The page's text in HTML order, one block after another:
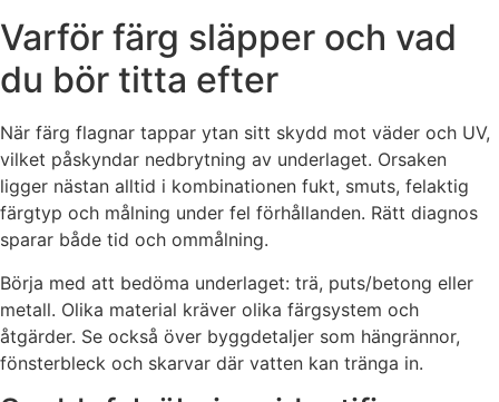
Varför färg släpper och vad
du bör titta efter
När färg flagnar tappar ytan sitt skydd mot väder och UV,
vilket påskyndar nedbrytning av underlaget. Orsaken
ligger nästan alltid i kombinationen fukt, smuts, felaktig
färgtyp och målning under fel förhållanden. Rätt diagnos
sparar både tid och ommålning.
Börja med att bedöma underlaget: trä, puts/betong eller
metall. Olika material kräver olika färgsystem och
åtgärder. Se också över byggdetaljer som hängrännor,
fönsterbleck och skarvar där vatten kan tränga in.